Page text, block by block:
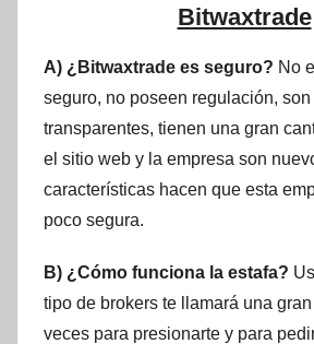
Bitwaxtrade
A) ¿Bitwaxtrade es seguro? No
seguro, no poseen regulación,
transparentes, tienen una gran
el sitio web y la empresa son
características hacen que esta
poco segura.
B) ¿Cómo funciona la estafa?
tipo de brokers te llamará una
veces para presionarte y para